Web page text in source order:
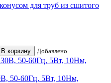
для труб из сшитого
В корзину Добавлено
50-60Гц, 5Вт, 10Нм,